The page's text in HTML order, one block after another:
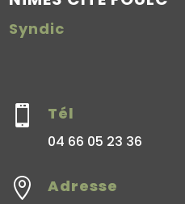
Syndic
 Tél
04 66 05 23 36
 Adresse